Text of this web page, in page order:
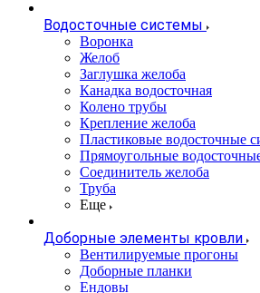
Водосточные системы
Воронка
Желоб
Заглушка желоба
Канадка водосточная
Колено трубы
Крепление желоба
Пластиковые водосточные
Прямоугольные
Соединитель желоба
Труба
Еще
Доборные элементы кровли
Вентилируемые прогоны
Доборные планки
Ендовы